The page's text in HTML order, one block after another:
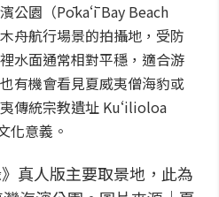
公園（Pōkaʻī Bay Beach
舟航行場景的拍攝地，受防
水面通常相對平穩，適合游
有機會看見夏威夷僧海豹或
傳統宗教遺址 Kuʻilioloa
化意義。